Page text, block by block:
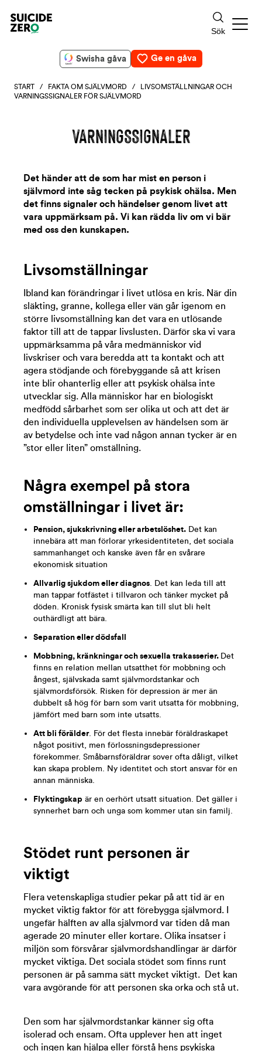
Swisha gåva Ge en gåva
START / FAKTA OM SJÄLVMORD / LIVSOMSTÄLLNINGAR OCH
VARNINGSSIGNALER FÖR SJÄLVMORD
VARNINGSSIGNALER
Det händer att de som har mist en person i
självmord inte såg tecken på psykisk ohälsa. Men
det finns signaler och händelser genom livet att
vara uppmärksam på. Vi kan rädda liv om vi bär
med oss den kunskapen.
Livsomställningar
Ibland kan förändringar i livet utlösa en kris. När din
släkting, granne, kollega eller vän går igenom en
större livsomställning kan det vara en utlösande
faktor till att de tappar livslusten. Därför ska vi vara
uppmärksamma på våra medmänniskor vid
livskriser och vara beredda att ta kontakt och att
agera stödjande och förebyggande så att krisen
inte blir ohanterlig eller att psykisk ohälsa inte
utvecklar sig. Alla människor har en biologiskt
medfödd sårbarhet som ser olika ut och att det är
den individuella upplevelsen av händelsen som är
av betydelse och inte vad någon annan tycker är en
”stor eller liten” omställning.
Några exempel på stora
omställningar i livet är:
Pension, sjukskrivning eller arbetslöshet. Det kan
innebära att man förlorar yrkesidentiteten, det sociala
sammanhanget och kanske även får en svårare
ekonomisk situation
Allvarlig sjukdom eller diagnos. Det kan leda till att
man tappar fotfästet i tillvaron och tänker mycket på
döden. Kronisk fysisk smärta kan till slut bli helt
outhärdligt att bära.
Separation eller dödsfall
Mobbning, kränkningar och sexuella trakasserier. Det
finns en relation mellan utsatthet för mobbning och
ångest, självskada samt självmordstankar och
självmordsförsök. Risken för depression är mer än
dubbelt så hög för barn som varit utsatta för mobbning,
jämfört med barn som inte utsatts.
Att bli förälder. För det flesta innebär föräldraskapet
något positivt, men förlossningsdepressioner
förekommer. Småbarnsföräldrar sover ofta dåligt, vilket
kan skapa problem. Ny identitet och stort ansvar för en
annan människa.
Flyktingskap är en oerhört utsatt situation. Det gäller i
synnerhet barn och unga som kommer utan sin familj.
Stödet runt personen är
viktigt
Flera vetenskapliga studier pekar på att tid är en
mycket viktig faktor för att förebygga självmord. I
ungefär hälften av alla självmord var tiden då man
agerade 20 minuter eller kortare. Olika insatser i
miljön som försvårar självmordshandlingar är därför
mycket viktiga. Det sociala stödet som finns runt
personen är på samma sätt mycket viktigt. Det kan
vara avgörande för att personen ska orka och stå ut.
Den som har självmordstankar känner sig ofta
isolerad och ensam. Ofta upplever hen att inget
och ingen kan hjälpa eller förstå hens psykiska